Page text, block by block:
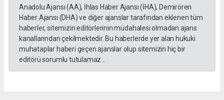
Anadolu Ajansı (AA), İhlas Haber Ajansı (İHA), Demirören
Haber Ajansı (DHA) ve diğer ajanslar tarafından eklenen tüm
haberler, sitemizin editörlerinin müdahalesi olmadan ajans
kanallarından çekilmektedir. Bu haberlerde yer alan hukuki
muhataplar haberi geçen ajanslar olup sitemizin hiç bir
editörü sorumlu tutulamaz...